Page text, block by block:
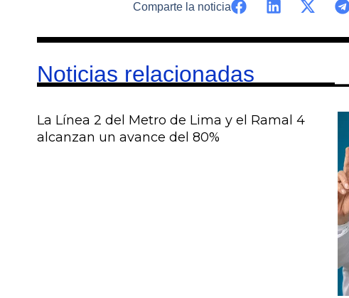
Comparte la noticia
Noticias relacionadas
La Línea 2 del Metro de Lima y el Ramal 4
alcanzan un avance del 80%